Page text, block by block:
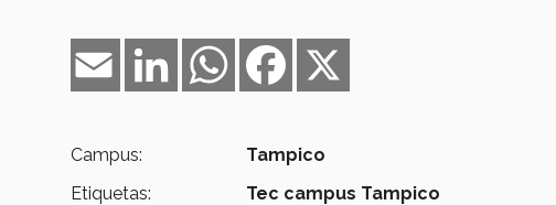
Facebook
WhatsApp
LinkedIn
Email
Campus:
Tampico
Etiquetas:
Tec campus Tampico